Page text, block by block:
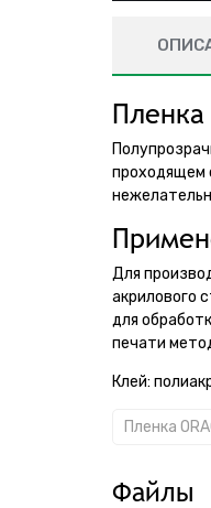
Пленка
проходящем
Для
акрилового
для
печати
Клей:
Пленка
Файлы